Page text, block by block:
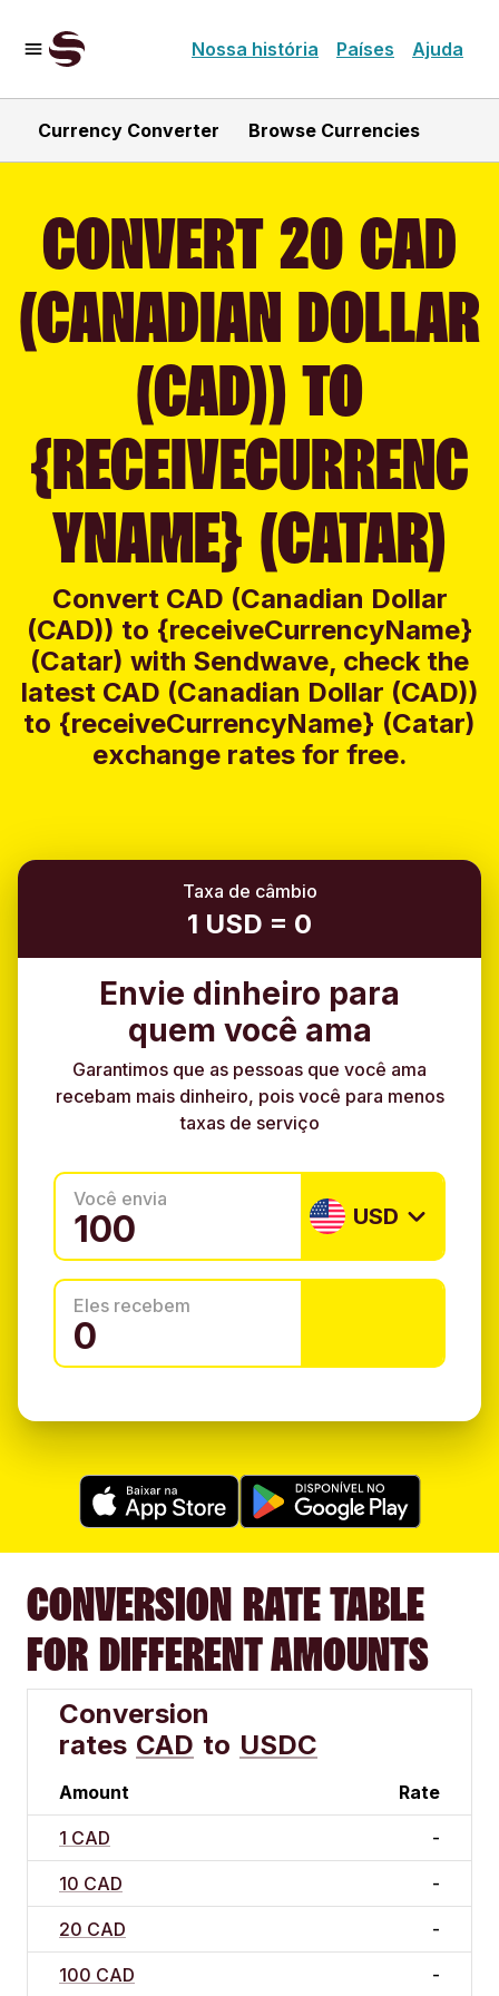
Nossa história Países Ajuda
Currency Converter Browse Currencies
CONVERT 20 CAD
(CANADIAN DOLLAR
(CAD)) TO
{RECEIVECURRENC
YNAME} (CATAR)
Convert CAD (Canadian Dollar
(CAD)) to {receiveCurrencyName}
(Catar) with Sendwave, check the
latest CAD (Canadian Dollar (CAD))
to {receiveCurrencyName} (Catar)
exchange rates for free.
Taxa de câmbio
1 USD = 0
Envie dinheiro para
quem você ama
Garantimos que as pessoas que você ama
recebam mais dinheiro, pois você para menos
taxas de serviço
Você envia
USD
Eles recebem
CONVERSION RATE TABLE
FOR DIFFERENT AMOUNTS
Conversion
rates CAD to USDC
Amount Rate
1 CAD -
10 CAD -
20 CAD -
100 CAD -